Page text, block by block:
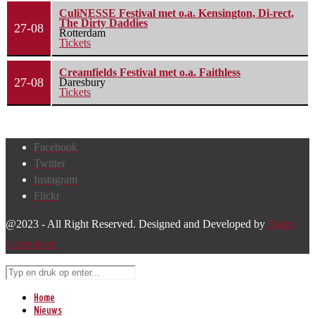
27-08
CuliNESSE Festival met o.a. Kensington, Di-rect,
The Dirty Daddies
Rotterdam
Tickets
27-08
Creamfields Festival met o.a. Faithless
Daresbury
Tickets
Facebook
Twitter
Instagram
Flickr
@2023 - All Right Reserved. Designed and Developed by Harm
Lourenssen
Home
Nieuws